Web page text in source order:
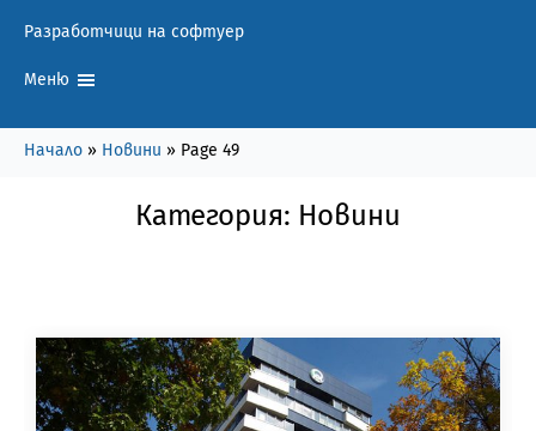
Разработчици на софтуер
Меню
Начало » Новини » Page 49
Категория: Новини